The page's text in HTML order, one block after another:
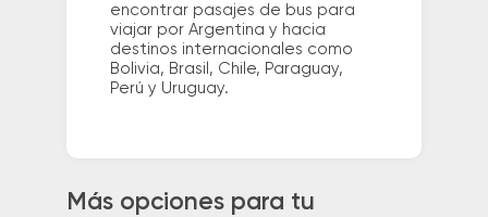
encontrar pasajes de bus para
viajar por Argentina y hacia
destinos internacionales como
Bolivia, Brasil, Chile, Paraguay,
Perú y Uruguay.
Más opciones para tu